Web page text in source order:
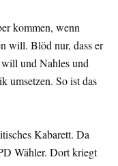
kommen, wenn
will. Blöd nur, dass er
und Nahles und
umsetzen. So ist das
Kabarett. Da
Wähler. Dort kriegt